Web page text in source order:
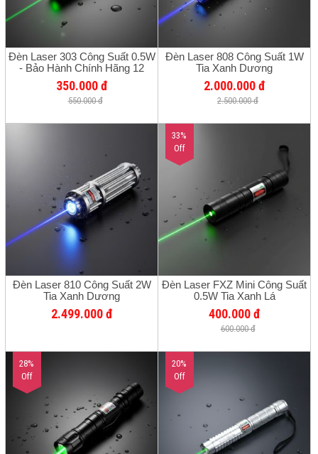
Đèn Laser 303 Công Suất 0.5W
- Bảo Hành Chính Hãng 12
Tháng
350.000 đ
550.000 đ
Đèn Laser 808 Công Suất 1W
Tia Xanh Dương
2.000.000 đ
2.500.000 đ
Đèn Laser 810 Công Suất 2W
Tia Xanh Dương
2.499.000 đ
33%
Off
Đèn Laser FXZ Mini Công Suất
0.5W Tia Xanh Lá
400.000 đ
600.000 đ
28%
Off
20%
Off